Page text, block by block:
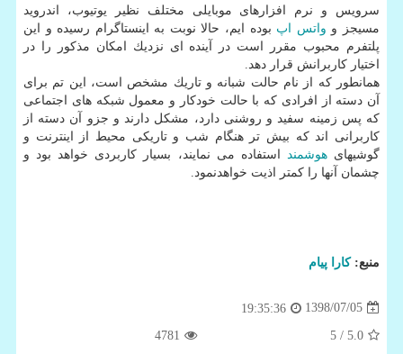
سرویس و نرم افزارهای موبایلی مختلف نظیر یوتیوب، اندروید
مسیجز و واتس اپ بوده ایم، حالا نوبت به اینستاگرام رسیده و این
پلتفرم محبوب مقرر است در آینده ای نزدیك امكان مذكور را در
اختیار كاربرانش قرار دهد.
همانطور كه از نام حالت شبانه و تاریك مشخص است، این تم برای
آن دسته از افرادی كه با حالت خودكار و معمول شبكه های اجتماعی
كه پس زمینه سفید و روشنی دارد، مشكل دارند و جزو آن دسته از
كاربرانی اند كه بیش تر هنگام شب و تاریكی محیط از اینترنت و
گوشیهایهوشمند استفاده می نمایند، بسیار كاربردی خواهد بود و
چشمان آنها را كمتر اذیت خواهدنمود.
منبع:كارا پیام
1398/07/05
19:35:36
5.0
/ 5
4781